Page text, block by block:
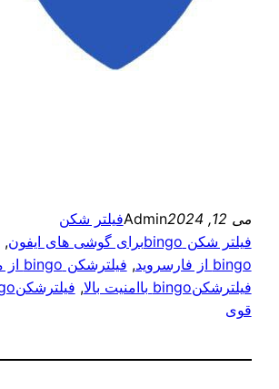
می 12, 2024 Adminفیلتر شکن
فیلتر شکن bingoبرای گوشی های ایفون
,
bingo از فارسروید
, فیلترشکن bingo از مایکت
فیلترشکنbingo باامنیت بالا
,
قوی